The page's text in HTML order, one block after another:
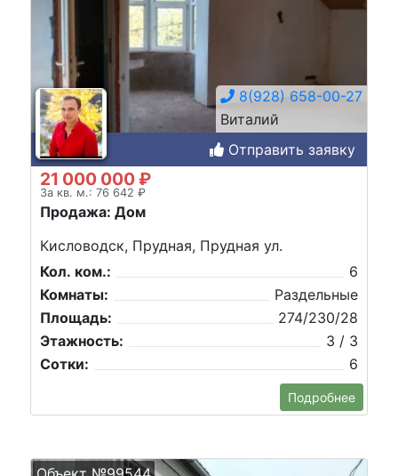
8(928) 658-00-27
Виталий
Отправить заявку
21 000 000 ₽
За кв. м.: 76 642 ₽
Продажа: Дом
Кисловодск, Прудная, Прудная ул.
Кол. ком.:
6
Комнаты:
Раздельные
Площадь:
274/230/28
Этажность:
3 / 3
Сотки:
6
Подробнее